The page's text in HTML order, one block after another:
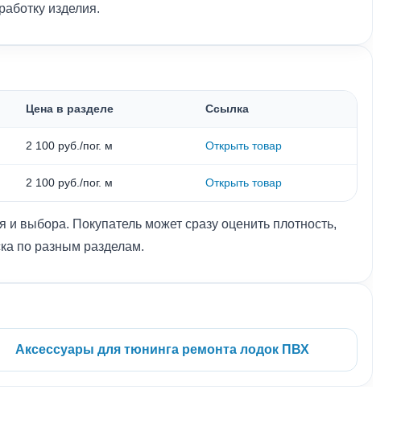
изделия.
Цена в разделе Ссылка
2 100 руб./пог. м Открыть товар
2 100 руб./пог. м Открыть товар
выбора. Покупатель может сразу оценить плотность,
по разным разделам.
Аксессуары для тюнинга ремонта лодок ПВХ